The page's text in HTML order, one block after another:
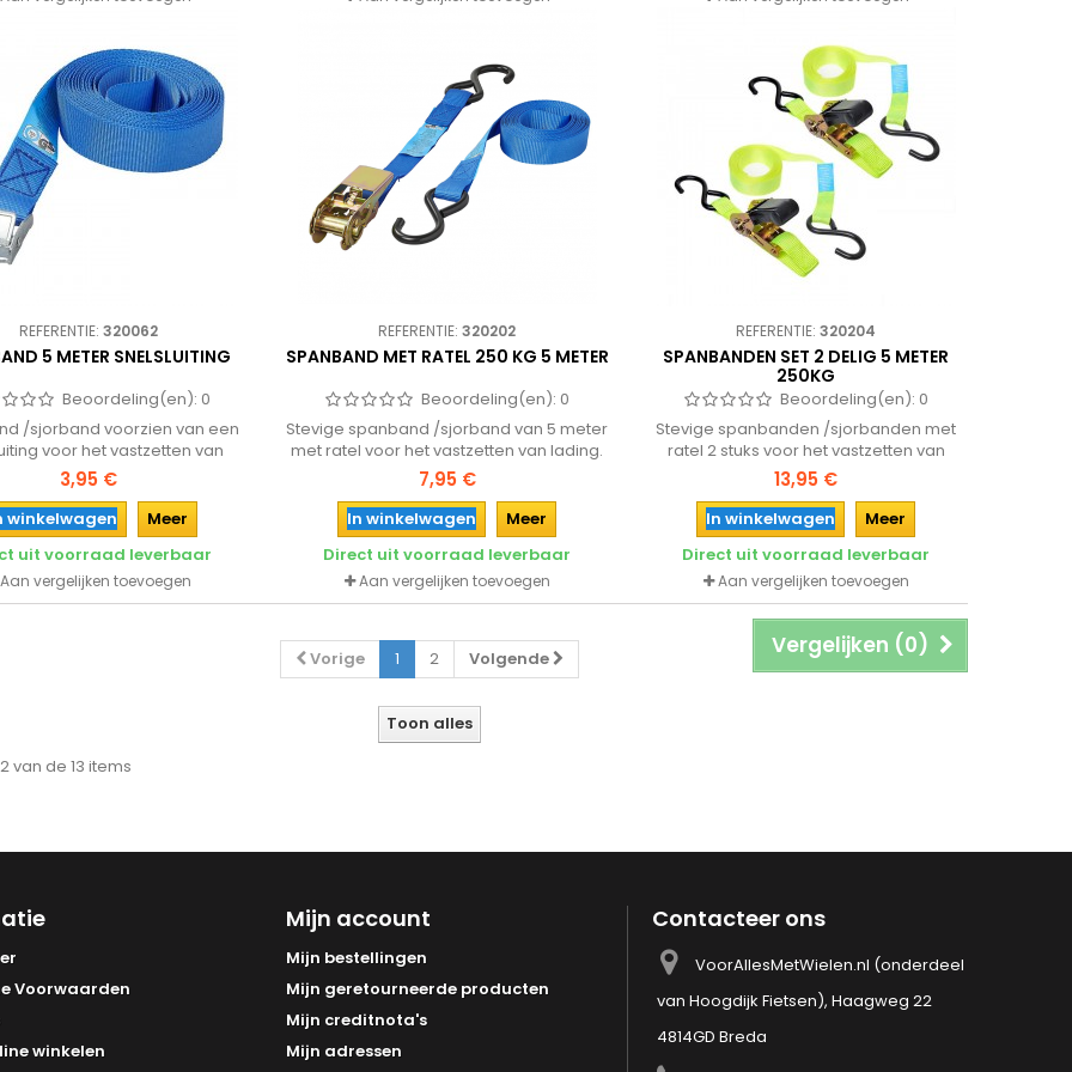
REFERENTIE: 320062
5 METER SNELSLUITING
Beoordeling(en): 0
/sjorband voorzien van een
voor het vastzetten van
Lengte van de spanband is 5
meter.
3,95 €
winkelwagen
Meer
uit voorraad leverbaar
Aan vergelijken toevoegen
REFERENTIE:320202
SPANBAND MET RATEL 250 KG 5 METER
Beoordeling(en): 0
Stevige spanband /sjorband van 5 meter
met ratel voor het vastzetten van lading.
Aan beide kanten voorzien van een
haak.
7,95 €
In winkelwagen
Meer
Direct uit voorraad leverbaar
Aan vergelijken toevoegen
REFERENTIE:320204
SPANBANDEN SET 2 DELIG 5 METER
250KG
Beoordeling(en): 0
Stevige spanbanden /sjorbanden met
ratel 2 stuks voor het vastzetten van
lading. De spanbanden hebben een
lengte van 5 meter en aan beide kanten
voorzien van een haak en zijn belastbaar
tot 250 kg.
13,95 €
In winkelwagen
Meer
Direct uit voorraad leverbaar
Aan vergelijken toevoegen
Vergelijken (0)
Vorige 1 2 Volgende
Toon alles
van de 13 items
Voorwaarden
winkelen
Mijn account
Mijn bestellingen
Mijn geretourneerde producten
Mijn creditnota's
Mijn adressen
Contacteer ons
VoorAllesMetWielen.nl (onderdeel
van Hoogdijk Fietsen), Haagweg 22
4814GD Breda